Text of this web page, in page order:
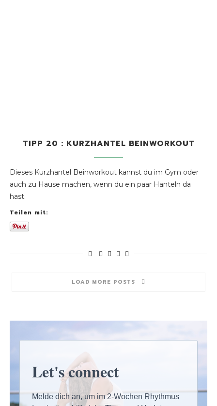
TIPP 20 : KURZHANTEL BEINWORKOUT
Dieses Kurzhantel Beinworkout kannst du im Gym oder
auch zu Hause machen, wenn du ein paar Hanteln da
hast.
Teilen mit:
LOAD MORE POSTS